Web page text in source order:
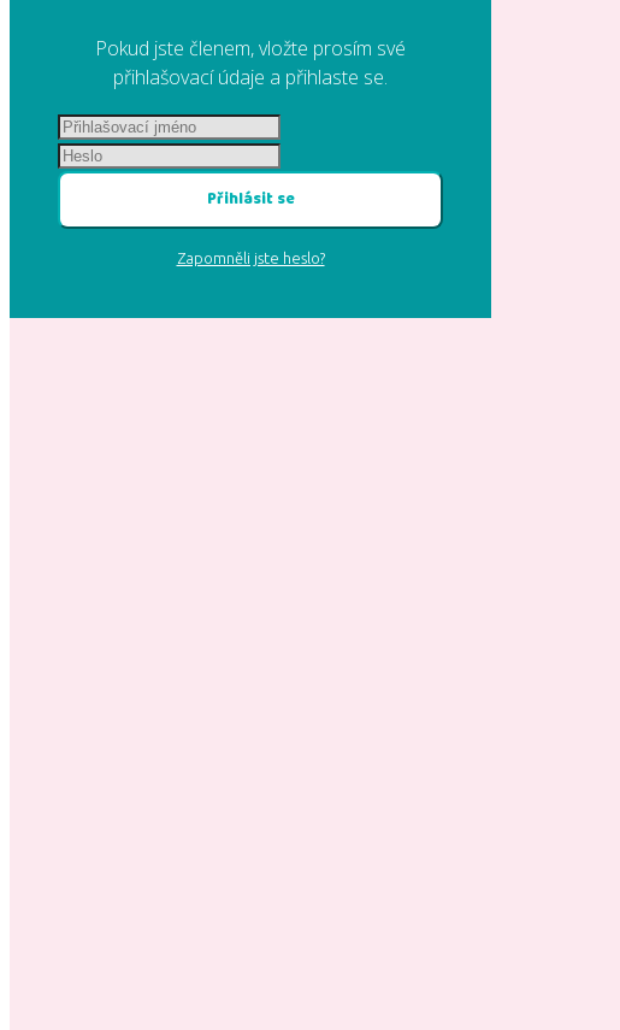
Pokud jste členem, vložte prosím své
přihlašovací údaje a přihlaste se.
Přihlásit se
Zapomněli jste heslo?